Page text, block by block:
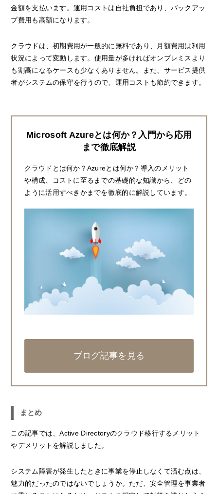
金額を支払います。運用コストは自社負担であり、バックアッ
プ費用も高額になります。
クラウドは、初期費用が一般的に無料であり、月額費用は利用
状況によって変動します。使用量が多ければオンプレミスより
も割高になるケースも少なくありません。また、サービス提供
者がシステムの保守を行うので、運用コストも節約できます。
Microsoft Azureとは何か？入門から応用
まで徹底解説
クラウドとは何か？Azureとは何か？導入のメリット
や構成、コストに至るまでの基礎的な知識から、どの
ように活用すべきかまでを徹底的に解説しています。
ブログ記事を見る
まとめ
この記事では、Active Directoryのクラウド移行するメリット
やデメリットを解説しました。
システム障害が発生したときに事業を停止しなくて済む点は、
魅力的だったのではないでしょうか。ただ、安全管理を事業者